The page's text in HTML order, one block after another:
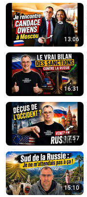
13:06
16:31
17:57
15:10